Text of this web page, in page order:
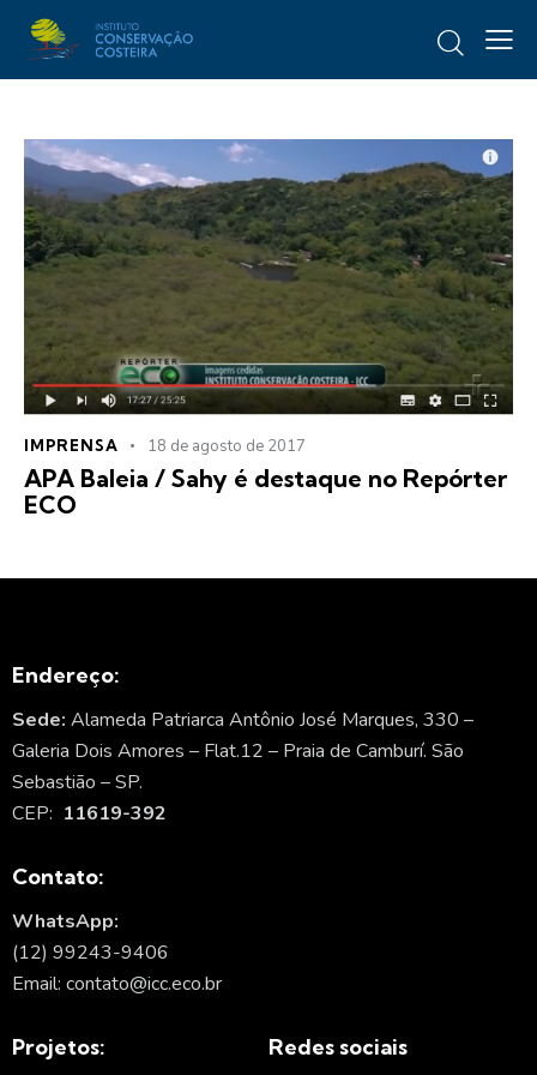
IMPRENSA 18 de agosto de 2017
APA Baleia / Sahy é destaque no Repórter
ECO
Endereço:
Sede: Alameda Patriarca Antônio José Marques, 330 –
Galeria Dois Amores – Flat.12 – Praia de Camburí. São
Sebastião – SP.
CEP: 11619-392
Contato:
WhatsApp:
(12) 99243-9406
Email: contato@icc.eco.br
Projetos: Redes sociais